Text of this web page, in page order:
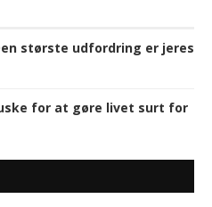
største udfordring er jeres
for at gøre livet surt for